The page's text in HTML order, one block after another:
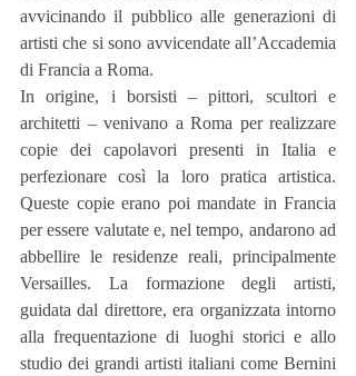
avvicinando il pubblico alle generazioni di
artisti che si sono avvicendate all’Accademia
di Francia a Roma.
In origine, i borsisti – pittori, scultori e
architetti – venivano a Roma per realizzare
copie dei capolavori presenti in Italia e
perfezionare così la loro pratica artistica.
Queste copie erano poi mandate in Francia
per essere valutate e, nel tempo, andarono ad
abbellire le residenze reali, principalmente
Versailles. La formazione degli artisti,
guidata dal direttore, era organizzata intorno
alla frequentazione di luoghi storici e allo
studio dei grandi artisti italiani come Bernini